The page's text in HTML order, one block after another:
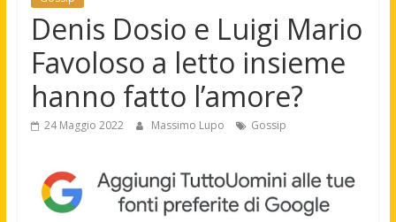
Denis Dosio e Luigi Mario
Favoloso a letto insieme
hanno fatto l’amore?
24 Maggio 2022 Massimo Lupo Gossip